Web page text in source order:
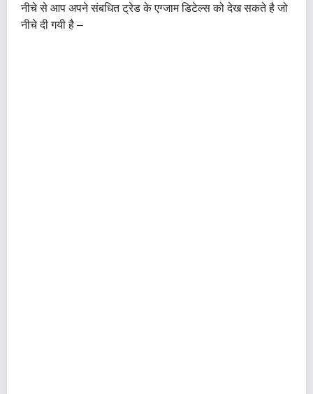
नीचे से आप अपने संबधित ट्रेड के एग्जाम डिटेल्स को देख सकते है जो
नीचे दी गयी है –